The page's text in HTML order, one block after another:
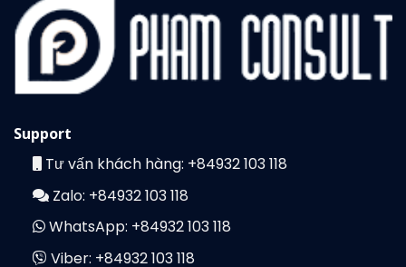
Support
Tư vấn khách hàng: +84932 103 118
Zalo: +84932 103 118
WhatsApp: +84932 103 118
Viber: +84932 103 118